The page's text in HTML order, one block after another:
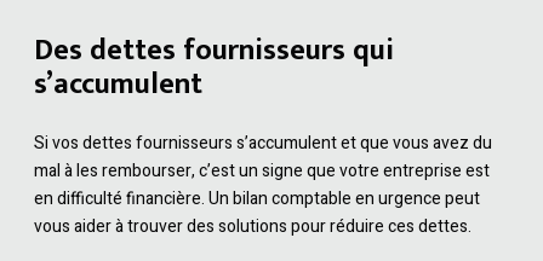
Des dettes fournisseurs qui
s’accumulent
Si vos dettes fournisseurs s’accumulent et que vous avez du
mal à les rembourser, c’est un signe que votre entreprise est
en difficulté financière. Un bilan comptable en urgence peut
vous aider à trouver des solutions pour réduire ces dettes.